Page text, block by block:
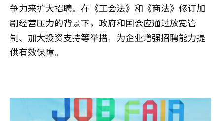
争力来扩大招聘。在《工会法》和《商法》修订加
剧经营压力的背景下，政府和国会应通过放宽管
制、加大投资支持等举措，为企业增强招聘能力提
供有效保障。